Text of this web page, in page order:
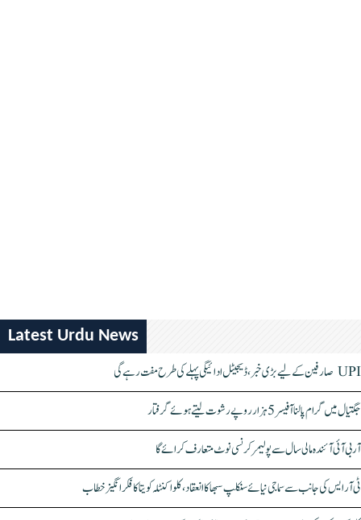
Latest Urdu News
UPI صارفین کے لیے بڑی خبر، ڈیجیٹل ادائیگی پہلے کی طرح مفت رہے گی
جگتیال میں گرام پالنا آفیسر 5 ہزار روپے رشوت لیتے ہوئے گرفتار
آر بی آئی آئندہ مالی سال سے پولیمر کرنسی نوٹ متعارف کرائے گا
ٹی آر ایس کی جانب سے سماجی نیائے سنکلپ سبھا کا انعقاد، کلواکنٹلہ کویتا کا فکر انگیز خطاب